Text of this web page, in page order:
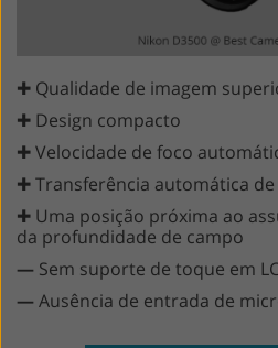
✚ Qualidade de imagem
✚ Design compacto
✚ Velocidade de foco
✚ Transferência automática
✚ Uma posição próxima ao
da profundidade de campo
— Sem suporte de toque em
—Ausência de entrada de